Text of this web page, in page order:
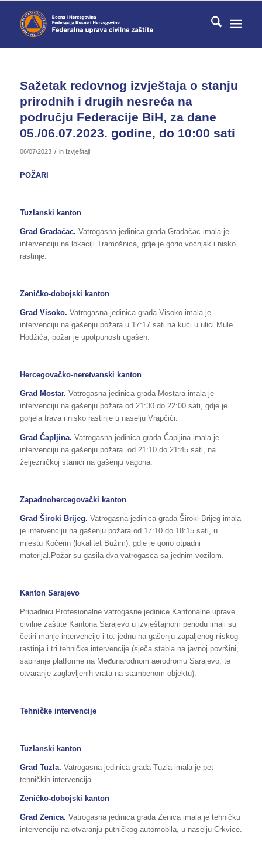
Sažetak redovnog izvještaja o stanju
prirodnih i drugih nesreća na
području Federacije BiH, za dane
05./06.07.2023. godine, do 10:00 sati
06/07/2023 / in Izvještaji
POŽARI
Tuzlanski kanton
Grad Gradačac. Vatrogasna jedinica grada Gradačac imala je
intervenciju na lokaciji Tramošnica, gdje je gorio voćnjak i nisko
rastinje.
Zeničko-dobojski kanton
Grad Visoko. Vatrogasna jedinica grada Visoko imala je
intervenciju na gašenju požara u 17:17 sati na kući u ulici Mule
Hodžića, požar je upotpunosti ugašen.
Hercegovačko-neretvanski kanton
Grad Mostar. Vatrogasna jedinica grada Mostara imala je
intervenciju na gašenju požara od 21:30 do 22:00 sati, gdje je
gorjela trava i nisko rastinje u naselju Vrapčići.
Grad Čapljina. Vatrogasna jedinica grada Čapljina imala je
intervenciju na gašenju požara od 21:10 do 21:45 sati, na
željezničkoj stanici na gašenju vagona.
Zapadnohercegovački kanton
Grad Široki Brijeg. Vatrogasna jedinica grada Široki Brijeg imala
je intervenciju na gašenju požara od 17:10 do 18:15 sati, u
mjestu Kočerin (lokalitet Bužim), gdje je gorio otpadni
materijal.Požar su gasila dva vatrogasca sa jednim vozilom.
Kanton Sarajevo
Pripadnici Profesionalne vatrogasne jedinice Kantonalne uprave
civilne zaštite Kantona Sarajevo u izvještajnom periodu imali su
četiri manje intervencije i to: jednu na gašenju zapaljenog niskog
rastinja i tri tehničke intervencije (sječa stabla na javnoj površini,
sapiranje platforme na Međunarodnom aerodromu Sarajevo, te
otvaranje zaglavljenih vrata na stambenom objektu).
Tehničke intervencije
Tuzlanski kanton
Grad Tuzla. Vatrogasna jedinica grada Tuzla imala je pet
tehničkih intervencija.
Zeničko-dobojski kanton
Grad Zenica. Vatrogasna jedinica grada Zenica imala je tehničku
intervenciju na otvaranju putničkog automobila, u naselju Crkvice.